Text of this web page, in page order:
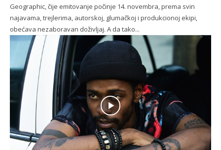
Geographic, čije emitovanje počinje 14. novembra, prema svin
najavama, trejlerima, autorskoj, glumačkoj i produkcionoj ekipi,
obećava nezaboravan doživljaj. A da tako...